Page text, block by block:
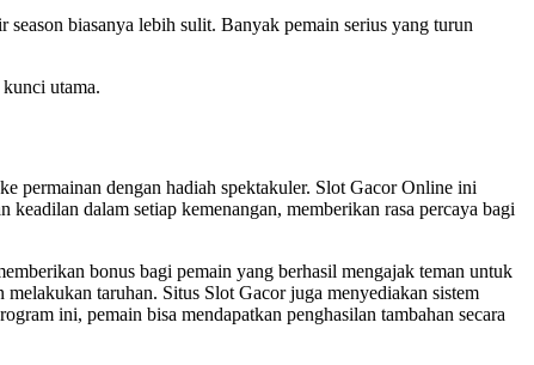
season biasanya lebih sulit. Banyak pemain serius yang turun
utama.
permainan dengan hadiah spektakuler. Slot Gacor Online ini
dalam setiap kemenangan, memberikan rasa percaya bagi
bonus bagi pemain yang berhasil mengajak teman untuk
taruhan. Situs Slot Gacor juga menyediakan sistem
ini, pemain bisa mendapatkan penghasilan tambahan secara